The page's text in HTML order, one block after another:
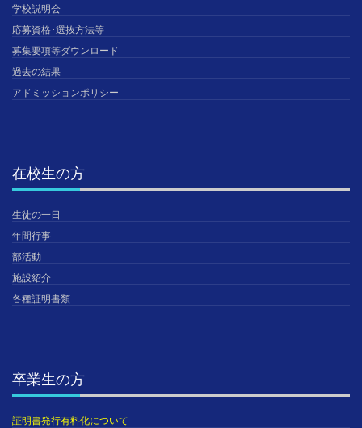
学校説明会
応募資格･選抜方法等
募集要項等ダウンロード
過去の結果
アドミッションポリシー
在校生の方
生徒の一日
年間行事
部活動
施設紹介
各種証明書類
卒業生の方
証明書発行有料化について